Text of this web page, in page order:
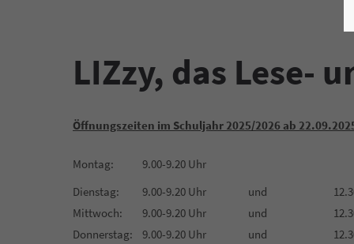
LIZzy, das Lese-
Öffnungszeiten im Schuljahr 2025/2026 ab
Montag:
9.00-9.20 Uhr
Dienstag:
9.00-9.20 Uhr und
Mittwoch:
9.00-9.20 Uhr und
Donnerstag:
9.00-9.20 Uhr und